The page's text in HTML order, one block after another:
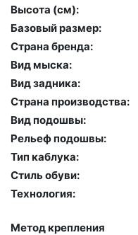
Высота (cм):
Базовый размер:
Страна бренда:
Вид мыска:
Вид задника:
Страна производства:
Вид подошвы:
Рельеф подошвы:
Тип каблука:
Стиль обуви:
Технология:
Метод крепления